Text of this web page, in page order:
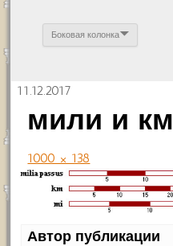
Боковая колонка
11.12.2017
мили и км
1000 × 138
Автор публикации